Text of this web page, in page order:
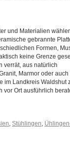
und Materialien
gebrannte
Formen,
keine Grenze
verrät, aus natürlich
Marmor oder auch
im Landkreis Waldshut
vor Ort ausführlich
, Stühlingen,